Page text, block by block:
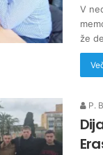
V
že
P.